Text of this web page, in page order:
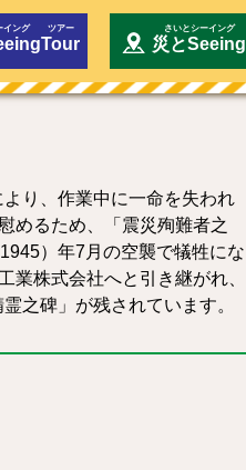
Tour 災とSeeing
り、作業中に一命を失われ
めるため、「震災殉難者之
）年7月の空襲で犠牲にな
業株式会社へと引き継がれ、
之碑」が残されています。